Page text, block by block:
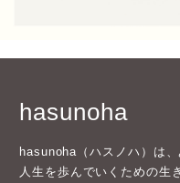
hasunoha
hasunoha（ハスノハ）は
人生を歩んでいくための生